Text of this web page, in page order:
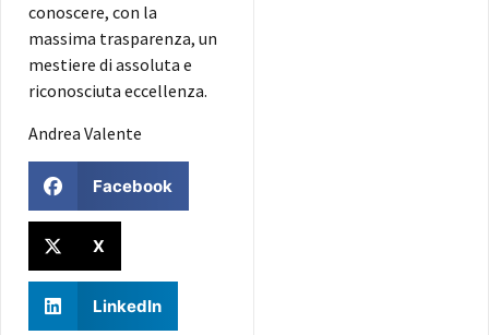
conoscere, con la
massima trasparenza, un
mestiere di assoluta e
riconosciuta eccellenza.
Andrea Valente
Facebook
X
LinkedIn